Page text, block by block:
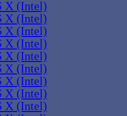
X (Intel)
X (Intel)
X (Intel)
X (Intel)
X (Intel)
X (Intel)
X (Intel)
X (Intel)
X (Intel)